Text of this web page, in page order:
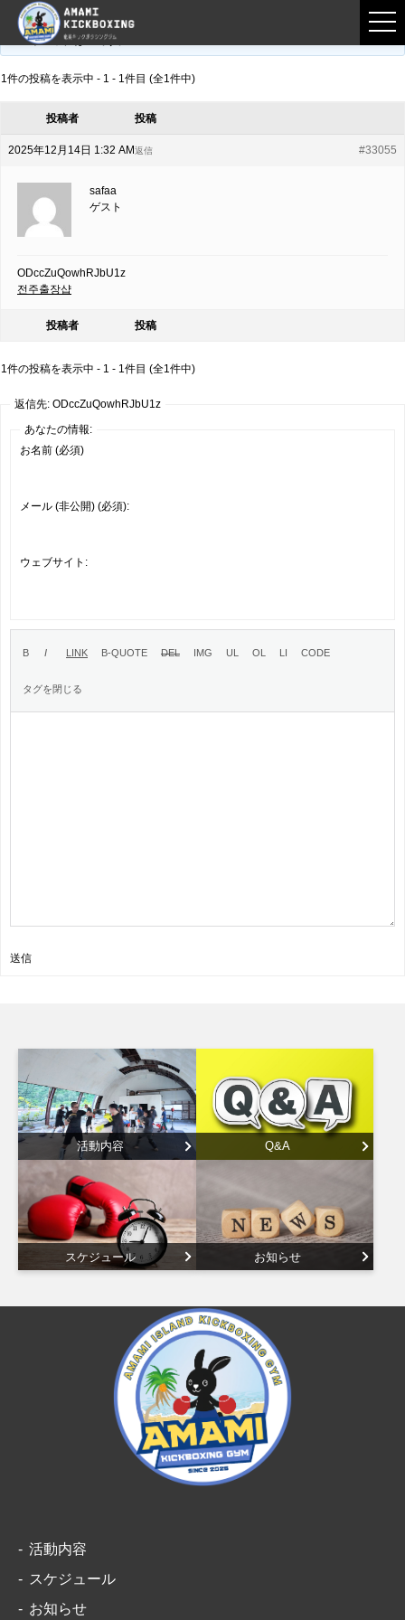
フロントページ › フォーラム
このトピックは空です。
1件の投稿を表示中 - 1 - 1件目 (全1件中)
投稿者 投稿
2025年12月14日 1:32 AM #33055
返信
safaa
ゲスト
ODccZuQowhRJbU1z
전주출장샵
投稿者 投稿
1件の投稿を表示中 - 1 - 1件目 (全1件中)
返信先: ODccZuQowhRJbU1z
あなたの情報:
お名前 (必須)
メール (非公開) (必須):
ウェブサイト:
送信
活動内容 Q&A
スケジュール お知らせ
活動内容
スケジュール
お知らせ